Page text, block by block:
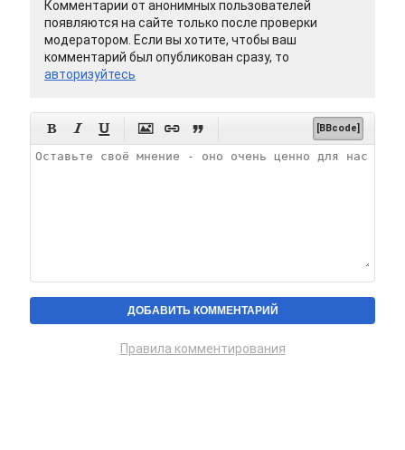
Комментарии от анонимных пользователей
появляются на сайте только после проверки
модератором. Если вы хотите, чтобы ваш
комментарий был опубликован сразу, то
авторизуйтесь
      [BBcode]
Правила комментирования